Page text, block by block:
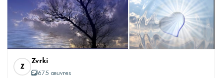
Z Zvrki
675 œuvres